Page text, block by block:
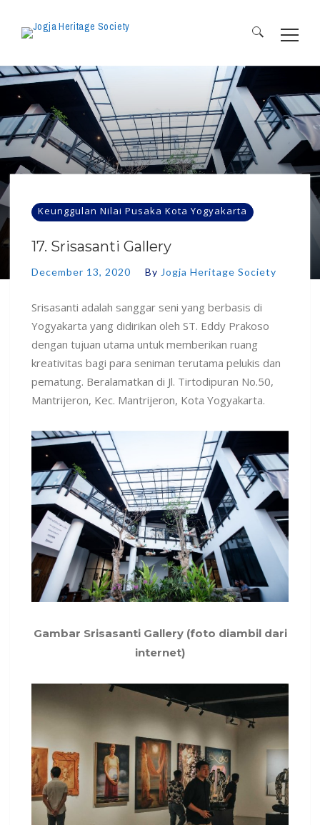
Search
for:
Keunggulan Nilai Pusaka Kota Yogyakarta
17. Srisasanti Gallery
December 13, 2020 By Jogja Heritage Society
Srisasanti adalah sanggar seni yang berbasis di
Yogyakarta yang didirikan oleh ST. Eddy Prakoso
dengan tujuan utama untuk memberikan ruang
kreativitas bagi para seniman terutama pelukis dan
pematung. Beralamatkan di Jl. Tirtodipuran No.50,
Mantrijeron, Kec. Mantrijeron, Kota Yogyakarta.
Gambar Srisasanti Gallery (foto diambil dari
internet)